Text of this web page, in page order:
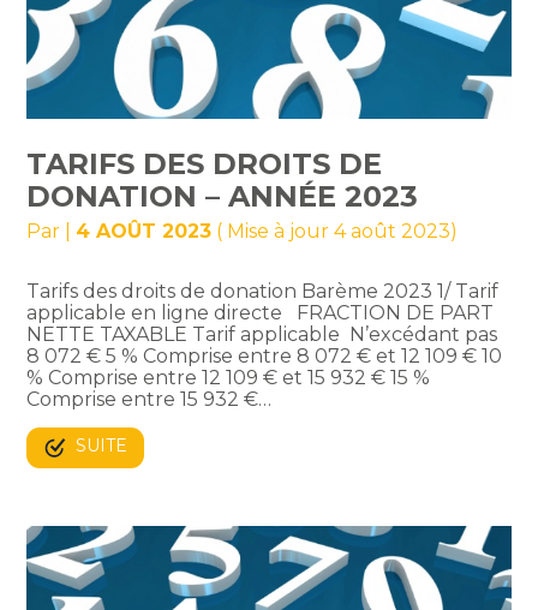
TARIFS DES DROITS DE
DONATION – ANNÉE 2023
Par 4 AOÛT 2023 ( Mise à jour 4 août 2023)
Tarifs des droits de donation Barème 2023 1/ Tarif
applicable en ligne directe FRACTION DE PART
NETTE TAXABLE Tarif applicable N’excédant pas
8 072 € 5 % Comprise entre 8 072 € et 12 109 € 10
% Comprise entre 12 109 € et 15 932 € 15 %
Comprise entre 15 932 €…
SUITE